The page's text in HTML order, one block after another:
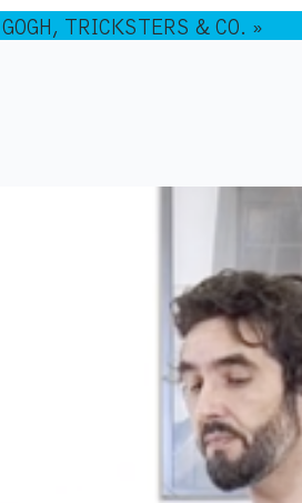
TRICKSTERS & CO. »